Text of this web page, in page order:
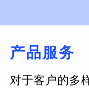
产品服务
对于客户的多